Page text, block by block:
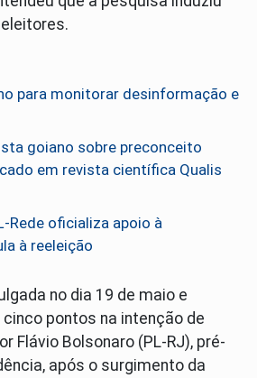
para monitorar desinformação e
goiano sobre preconceito
em revista científica Qualis
Rede oficializa apoio à
à reeleição
no dia 19 de maio e
pontos na intenção de
Flávio Bolsonaro (PL-RJ), pré-
após o surgimento da